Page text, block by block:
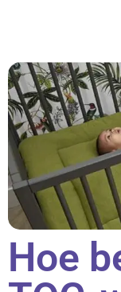
Hoe